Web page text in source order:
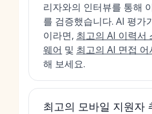
리자와의 인터뷰를 통해
를 검증했습니다. AI 평가
이라면, 최고의 AI 이력서
웨어 및 최고의 AI 면접
해 보세요.
최고의 모바일 지원자